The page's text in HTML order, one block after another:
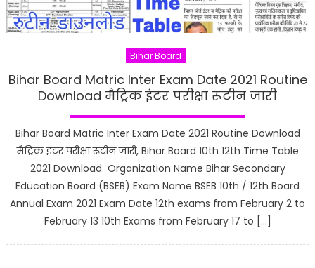
Bihar Board
Bihar Board Matric Inter Exam Date 2021 Routine
Download मैट्रिक इंटर परीक्षा रूटीन जारी
Bihar Board Matric Inter Exam Date 2021 Routine Download
मैट्रिक इंटर परीक्षा रूटीन जारी, Bihar Board 10th 12th Time Table
2021 Download Organization Name Bihar Secondary
Education Board (BSEB) Exam Name BSEB 10th / 12th Board
Annual Exam 2021 Exam Date 12th exams from February 2 to
February 13 10th Exams from February 17 to […]